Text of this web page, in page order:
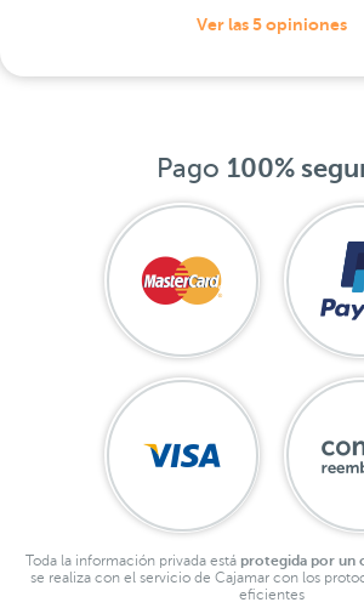
Ver las 5 opiniones
Pago 100%
Toda la información privada está protegida por un
se realiza con el servicio de Cajamar con los
eficientes